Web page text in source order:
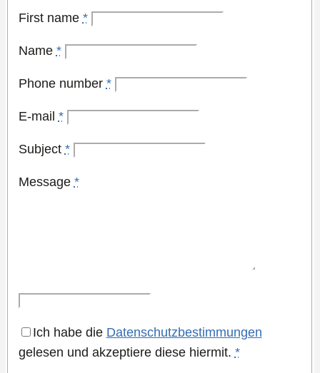
First name *
Name *
Phone number *
E-mail *
Subject *
Message *
Ich habe die Datenschutzbestimmungen
gelesen und akzeptiere diese hiermit. *